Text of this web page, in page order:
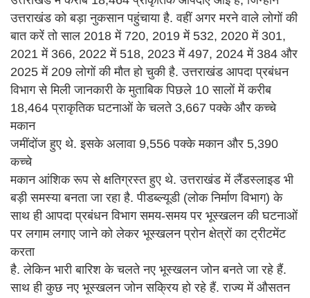
उत्तराखंड को बड़ा नुकसान पहुंचाया है. वहीं अगर मरने वाले लोगों की
बात करें तो साल 2018 में 720, 2019 में 532, 2020 में 301,
2021 में 366, 2022 में 518, 2023 में 497, 2024 में 384 और
2025 में 209 लोगों की मौत हो चुकी है. उत्तराखंड आपदा प्रबंधन
विभाग से मिली जानकारी के मुताबिक पिछले 10 सालों में करीब
18,464 प्राकृतिक घटनाओं के चलते 3,667 पक्के और कच्चे
मकान
जमींदोंज हुए थे. इसके अलावा 9,556 पक्के मकान और 5,390
कच्चे
मकान आंशिक रूप से क्षतिग्रस्त हुए थे. उत्तराखंड में लैंडस्लाइड भी
बड़ी समस्या बनता जा रहा है. पीडब्ल्यूडी (लोक निर्माण विभाग) के
साथ ही आपदा प्रबंधन विभाग समय-समय पर भूस्खलन की घटनाओं
पर लगाम लगाए जाने को लेकर भूस्खलन प्रोन क्षेत्रों का ट्रीटमेंट
करता
है. लेकिन भारी बारिश के चलते नए भूस्खलन जोन बनते जा रहे हैं.
साथ ही कुछ नए भूस्खलन जोन सक्रिय हो रहे हैं. राज्य में औसतन